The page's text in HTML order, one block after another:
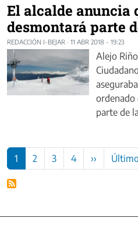
El alcalde anuncia
desmontará parte
REDACCIÓN I-BEJAR · 11 ABR 2018 - 19:23
Alejo
ordenado
parte de
Paginación
1 2 3 4 ›› Siguiente